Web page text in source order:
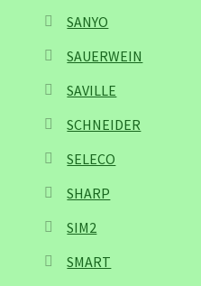
SANYO
SAUERWEIN
SAVILLE
SCHNEIDER
SELECO
SHARP
SIM2
SMART